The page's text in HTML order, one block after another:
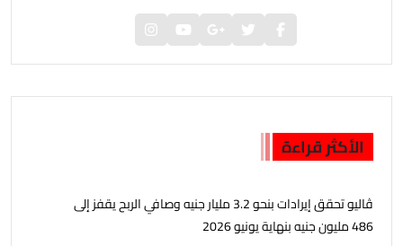
الأكثر قراءة
ڤاليو تحقق إيرادات بنحو 3.2 مليار جنيه وصافي الربح يقفز إلى
486 مليون جنيه بنهاية يونيو 2026